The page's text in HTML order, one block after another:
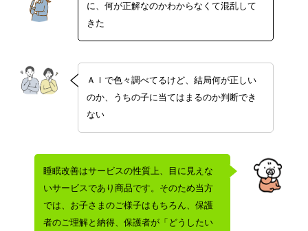
に、何が正解なのかわからなくて混乱して
きた
ＡＩで色々調べてるけど、結局何が正しい
のか、うちの子に当てはまるのか判断でき
ない
睡眠改善はサービスの性質上、目に見えな
いサービスであり商品です。そのため当方
では、お子さまのご様子はもちろん、保護
者のご理解と納得、保護者が「どうしたい